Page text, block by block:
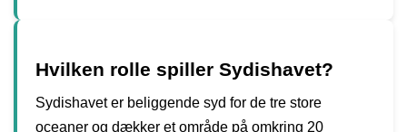
Hvilken rolle spiller Sydishavet?
Sydishavet er beliggende syd for de tre store
oceaner og dækker et område på omkring 20